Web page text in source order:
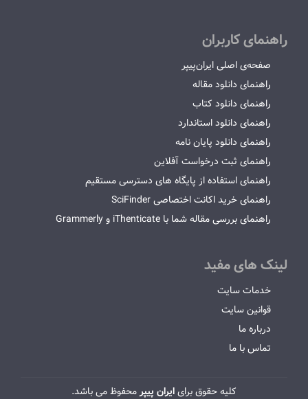
راهنمای کاربران
صفحه‌ی اصلی ایران‌پیپر
راهنمای دانلود مقاله
راهنمای دانلود کتاب
راهنمای دانلود استاندارد
راهنمای دانلود پایان نامه
راهنمای ثبت درخواست آفلاین
راهنمای استفاده از پایگاه های دسترسی مستقیم
راهنمای خرید اکانت اختصاصی SciFinder
راهنمای بررسی مقاله شما با iThenticate و Grammerly
لینک های مفید
خدمات سایت
قوانین سایت
درباره ما
تماس با ما
کلیه حقوق برایایران پیپرمحفوظ می باشد.